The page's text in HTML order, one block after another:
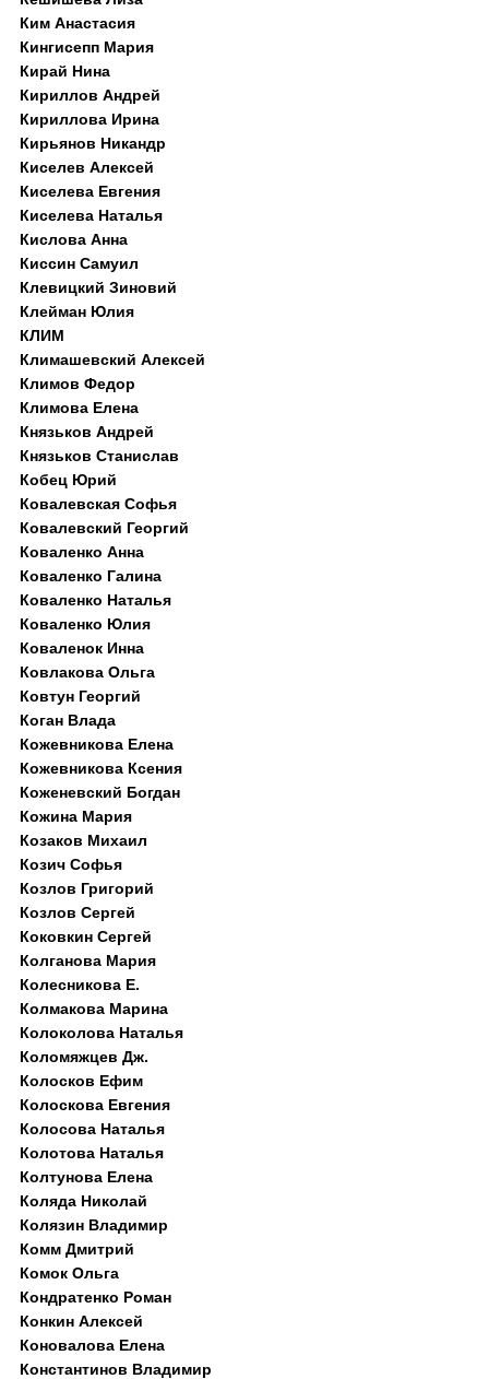
Ким Анастасия
Кингисепп Мария
Кирай Нина
Кириллов Андрей
Кириллова Ирина
Кирьянов Никандр
Киселев Алексей
Киселева Евгения
Киселева Наталья
Кислова Анна
Киссин Самуил
Клевицкий Зиновий
Клейман Юлия
КЛИМ
Климашевский Алексей
Климов Федор
Климова Елена
Князьков Андрей
Князьков Станислав
Кобец Юрий
Ковалевская Софья
Ковалевский Георгий
Коваленко Анна
Коваленко Галина
Коваленко Наталья
Коваленко Юлия
Коваленок Инна
Ковлакова Ольга
Ковтун Георгий
Коган Влада
Кожевникова Елена
Кожевникова Ксения
Коженевский Богдан
Кожина Мария
Козаков Михаил
Козич Софья
Козлов Григорий
Козлов Сергей
Коковкин Сергей
Колганова Мария
Колесникова Е.
Колмакова Марина
Колоколова Наталья
Коломяжцев Дж.
Колосков Ефим
Колоскова Евгения
Колосова Наталья
Колотова Наталья
Колтунова Елена
Коляда Николай
Колязин Владимир
Комм Дмитрий
Комок Ольга
Кондратенко Роман
Конкин Алексей
Коновалова Елена
Константинов Владимир